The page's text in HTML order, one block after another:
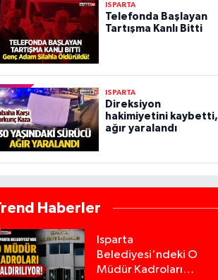
ISPARTA
Telefonda Başlayan
Tartışma Kanlı Bitti
ISPARTA
Direksiyon
hakimiyetini kaybetti,
ağır yaralandı
Haberler
Isparta
Belediyesi'ndeki O
Müdür Kadroları